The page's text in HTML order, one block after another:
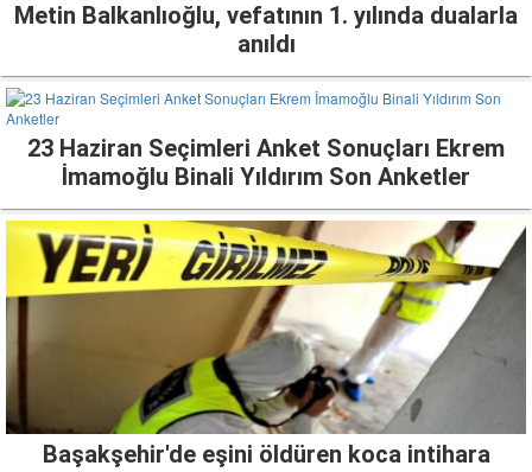
Metin Balkanlıoğlu, vefatının 1. yılında dualarla
anıldı
23 Haziran Seçimleri Anket Sonuçları Ekrem
İmamoğlu Binali Yıldırım Son Anketler
Başakşehir'de eşini öldüren koca intihara